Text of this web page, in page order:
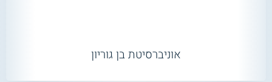
אוניברסיטת בן גוריון